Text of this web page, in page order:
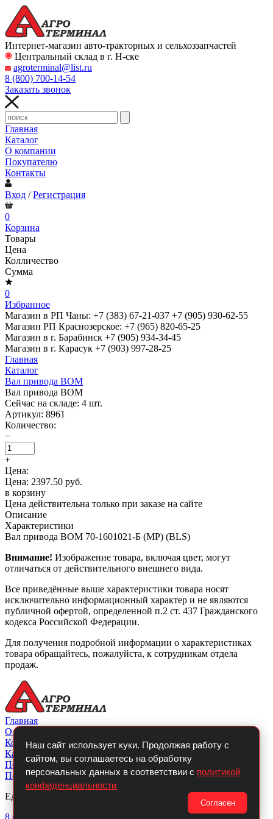
Интернет-магазин авто-тракторных и сельхоззапчастей
Центральный склад в г. Н-ске
agroterminal@list.ru
8 (800) 700-14-54
Заказать звонок
Главная
Каталог
О компании
Покупателю
Контакты
Вход /Регистрация
0
Корзина
Товары
Цена
Колличество
Сумма
0
Избранное
Магазин в РП Чаны: +7 (383) 67-21-037 +7 (905) 930-62-55
Магазин РП Краснозерское: +7 (965) 820-65-25
Магазин в г. Барабинск +7 (905) 934-34-45
Магазин в г. Карасук +7 (903) 997-28-25
Главная
Каталог
Вал привода ВОМ
Вал привода ВОМ
Сейчас на складе: 4 шт.
Артикул: 8961
Количество:
−
+
Цена:
Цена: 2397.50 руб.
в корзину
Цена действительна только при заказе на сайте
Описание
Характеристики
Вал привода ВОМ 70-1601021-Б (МР) (BLS)
Внимание! Изображение товара, включая цвет, могут
отличаться от действительного внешнего вида.
Все приведённые выше характеристики товара носят
исключительно информационный характер и не являются
публичной офертой, определенной п.2 ст. 437 Гражданского
кодекса Российской Федерации.
Для получения подробной информации о характеристиках
товара обращайтесь, пожалуйста, к сотрудникам отдела
продаж.
Наш сайт использует куки. Продолжая работу с
сайтом, вы соглашаетесь на обработку
персональных данных в соответствии с политикой
конфиденциальности
Согласен
Главная
О компании
Контакты
Каталог
Покупателю
Политикой конфиденциальности
Единый телефон:
8 (800)